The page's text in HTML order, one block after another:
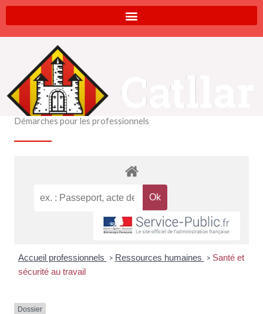
Aller
au
contenu
Démarches pour les professionnels
Accueil professionnels > Ressources humaines > Santé et
sécurité au travail
Dossier